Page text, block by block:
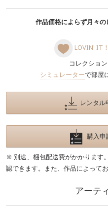
作品価格によらず月々の
LOVIN' IT
コレクショ
シミュレーターで部屋
レンタル
購入申
※ 別途、梱包配送費がかかります
認できます。また、作品によって
アーテ